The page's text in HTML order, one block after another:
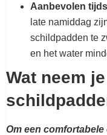
Aanbevolen
late namiddag
schildpadden te
en het water
Wat neem
Om een